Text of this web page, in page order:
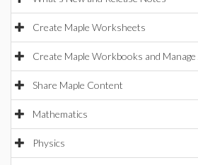
Create Maple Worksheets
Create Maple Workbooks and
Share Maple Content
Mathematics
Physics